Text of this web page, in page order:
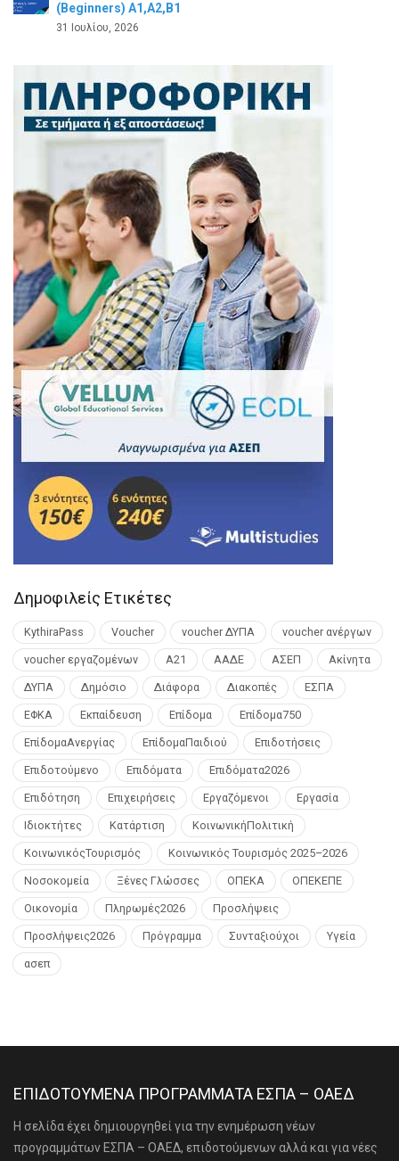
(Beginners) A1,A2,B1
31 Ιουλίου, 2026
Δημοφιλείς Ετικέτες
KythiraPass Voucher voucher ΔΥΠΑ voucher ανέργων
voucher εργαζομένων Α21 ΑΑΔΕ ΑΣΕΠ Ακίνητα
ΔΥΠΑ Δημόσιο Διάφορα Διακοπές ΕΣΠΑ
ΕΦΚΑ Εκπαίδευση Επίδομα Επίδομα750
ΕπίδομαΑνεργίας ΕπίδομαΠαιδιού Επιδοτήσεις
Επιδοτούμενο Επιδόματα Επιδόματα2026
Επιδότηση Επιχειρήσεις Εργαζόμενοι Εργασία
Ιδιοκτήτες Κατάρτιση ΚοινωνικήΠολιτική
ΚοινωνικόςΤουρισμός Κοινωνικός Τουρισμός 2025–2026
Νοσοκομεία Ξένες Γλώσσες ΟΠΕΚΑ ΟΠΕΚΕΠΕ
Οικονομία Πληρωμές2026 Προσλήψεις
Προσλήψεις2026 Πρόγραμμα Συνταξιούχοι Υγεία
ασεπ
ΕΠΙΔΟΤΟΥΜΕΝΑ ΠΡΟΓΡΑΜΜΑΤΑ ΕΣΠΑ – ΟΑΕΔ
Η σελίδα έχει δημιουργηθεί για την ενημέρωση νέων
προγραμμάτων ΕΣΠΑ – ΟΑΕΔ, επιδοτούμενων αλλά και για νέες